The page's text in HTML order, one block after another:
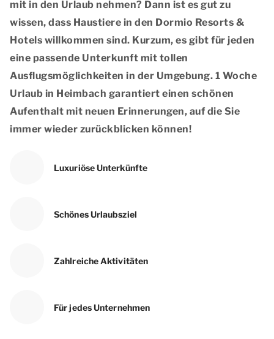
mit in den Urlaub nehmen? Dann ist es gut zu
wissen, dass Haustiere in den Dormio Resorts &
Hotels willkommen sind. Kurzum, es gibt für jeden
eine passende Unterkunft mit tollen
Ausflugsmöglichkeiten in der Umgebung. 1 Woche
Urlaub in Heimbach garantiert einen schönen
Aufenthalt mit neuen Erinnerungen, auf die Sie
immer wieder zurückblicken können!
Luxuriöse Unterkünfte
Schönes Urlaubsziel
Zahlreiche Aktivitäten
Für jedes Unternehmen